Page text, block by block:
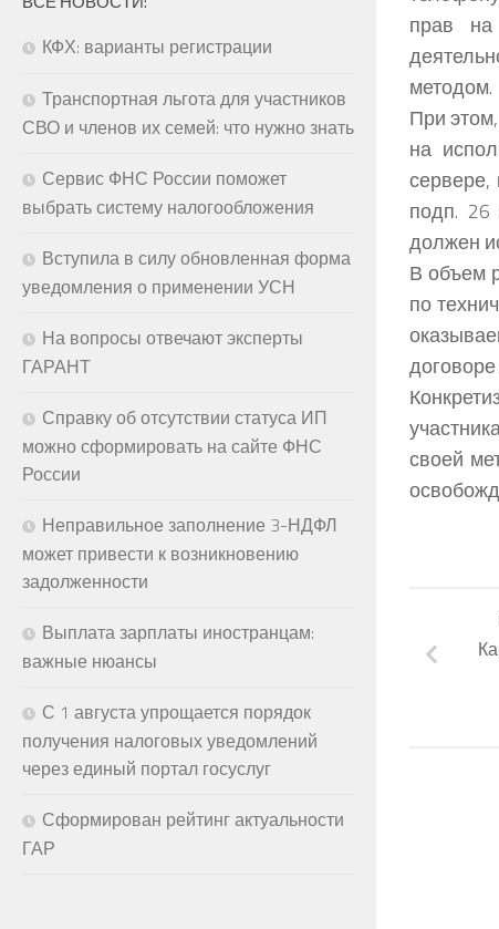
прав на
методом.
При
на
сервере,
подп.
должен
В объем
по
своей
КФХ: варианты регистрации
Транспортная льгота для участников
СВО и членов их семей: что нужно знать
Сервис ФНС России поможет
выбрать систему налогообложения
Вступила в силу обновленная форма
уведомления о применении УСН
На вопросы отвечают эксперты
ГАРАНТ
Справку об отсутствии статуса ИП
можно сформировать на сайте ФНС
России
Неправильное заполнение 3-НДФЛ
может привести к возникновению
задолженности
Выплата зарплаты иностранцам:
важные нюансы
С 1 августа упрощается порядок
получения налоговых уведомлений
через единый портал госуслуг
Сформирован рейтинг актуальности
ГАР